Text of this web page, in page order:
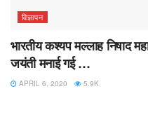
विज्ञापन
भारतीय कश्यप मल्लाह निषाद
जयंती मनाई गई …
APRIL 6, 2020 5.9K